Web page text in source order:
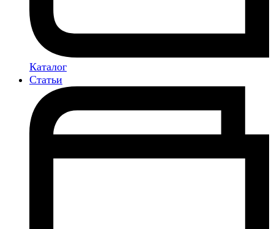
Каталог
Статьи